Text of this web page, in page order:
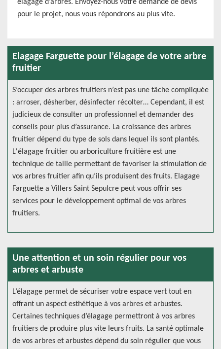
élagage d’arbres. Envoyez-nous votre demande de devis
pour le projet, nous vous répondrons au plus vite.
Elagage Farguette pour l’élagage de votre arbre
fruitier
S’occuper des arbres fruitiers n’est pas une tâche compliquée
: arroser, désherber, désinfecter récolter… Cependant, il est
judicieux de consulter un professionnel et demander des
conseils pour plus d’assurance. La croissance des arbres
fruitier dépend du type de sols dans lequel ils sont plantés.
L'élagage fruitier ou arboriculture fruitière est une
technique de taille permettant de favoriser la stimulation de
vos arbres fruitier afin qu’ils produisent des fruits. Elagage
Farguette a Villers Saint Sepulcre peut vous offrir ses
services pour le développement optimal de vos arbres
fruitiers.
Une attention et un soin régulier pour vos
arbres et arbuste
L’élagage permet de sécuriser votre espace vert tout en
offrant un aspect esthétique à vos arbres et arbustes.
Certaines techniques d’élagage permettront à vos arbres
fruitiers de produire plus vite leurs fruits. La santé optimale
de vos arbres et arbustes dépend du soin régulier que vous